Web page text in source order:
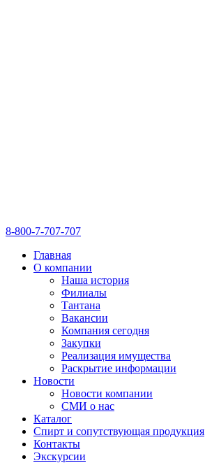
8-800-7-707-707
Главная
О компании
Наша история
Филиалы
Тантана
Вакансии
Компания сегодня
Закупки
Реализация имущества
Раскрытие информации
Новости
Новости компании
СМИ о нас
Каталог
Спирт и сопутствующая продукция
Контакты
Экскурсии